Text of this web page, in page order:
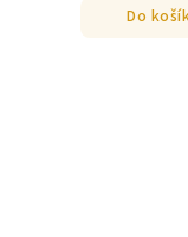
Do